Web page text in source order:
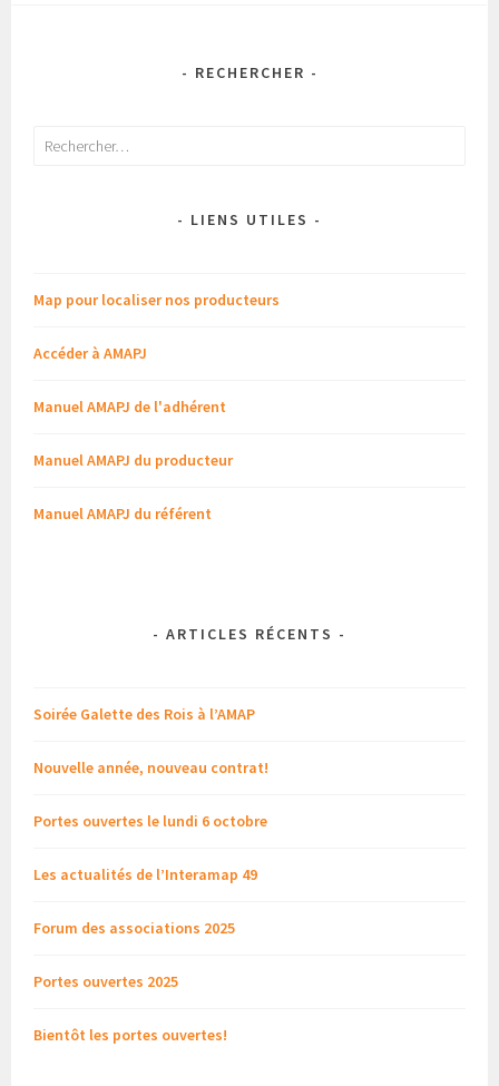
- RECHERCHER -
Rechercher :
- LIENS UTILES -
Map pour localiser nos producteurs
Accéder à AMAPJ
Manuel AMAPJ de l'adhérent
Manuel AMAPJ du producteur
Manuel AMAPJ du référent
- ARTICLES RÉCENTS -
Soirée Galette des Rois à l’AMAP
Nouvelle année, nouveau contrat!
Portes ouvertes le lundi 6 octobre
Les actualités de l’Interamap 49
Forum des associations 2025
Portes ouvertes 2025
Bientôt les portes ouvertes!